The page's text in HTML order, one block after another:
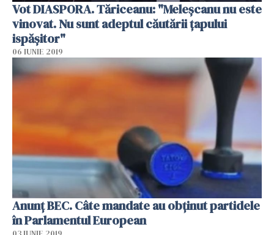
Vot DIASPORA. Tăriceanu: "Meleşcanu nu este
vinovat. Nu sunt adeptul căutării ţapului
ispăşitor"
06 IUNIE 2019
Anunţ BEC. Câte mandate au obţinut partidele
în Parlamentul European